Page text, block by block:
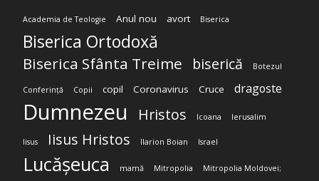
Academia de Teologie Anul nou avort Biserica
Biserica Ortodoxă
Biserica Sfânta Treime biserică Botezul
Conferință Copii copil Coronavirus Cruce dragoste
Dumnezeu Hristos Icoana Ierusalim
Iisus Iisus Hristos Ilarion Boian Israel
Lucășeuca mamă Mitropolia Mitropolia Moldovei;